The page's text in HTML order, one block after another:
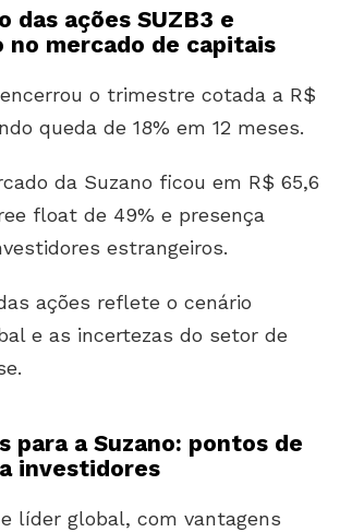
das ações SUZB3 e
no mercado de capitais
encerrou o trimestre cotada a R$
queda de 18% em 12 meses.
da Suzano ficou em R$ 65,6
float de 49% e presença
estrangeiros.
ações reflete o cenário
e as incertezas do setor de
para a Suzano: pontos de
investidores
líder global, com vantagens